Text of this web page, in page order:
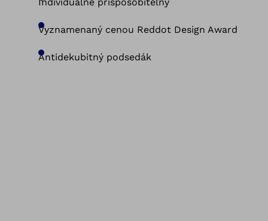
Vyznamenaný cenou Reddot Design Award
Antidekubitný podsedák